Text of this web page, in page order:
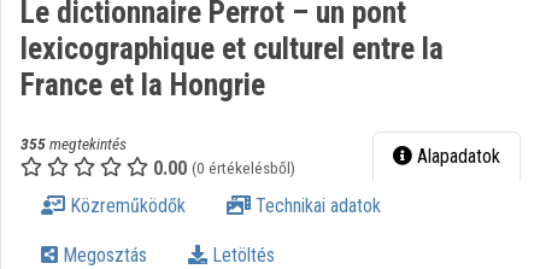
Kategóriák
Intézményi listák
Közreműködők
Le dictionnaire Perrot – un pont
lexicographique et culturel entre la
France et la Hongrie
355megtekintés
0.00 (0 értékelésből) Alapadatok
Közreműködők Technikai adatok
Megosztás Letöltés